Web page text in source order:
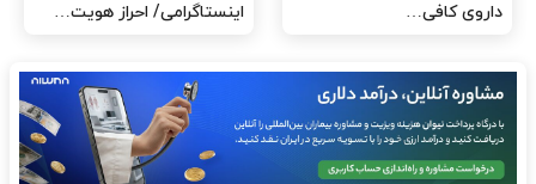
داروی کافی…
اینستاگرامی/ احراز هویت…